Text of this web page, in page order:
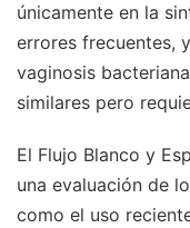
únicamente en la
errores frecuentes,
vaginosis
similares pero
El Flujo Blanco y
una evaluación de
como el uso